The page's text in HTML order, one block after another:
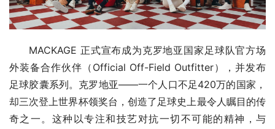
MACKAGE 正式宣布成为克罗地亚国家足球队官方场
外装备合作伙伴（Official Off-Field Outfitter），并发布
足球胶囊系列。克罗地亚——一个人口不足420万的国家，
却三次登上世界杯领奖台，创造了足球史上最令人瞩目的传
奇之一。这种以专注和技艺对抗一切不可能的精神，与